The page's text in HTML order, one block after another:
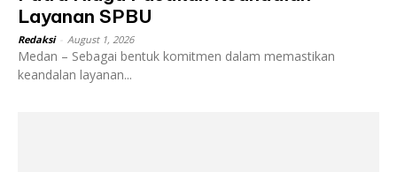
Layanan SPBU
Redaksi August 1, 2026
Medan – Sebagai bentuk komitmen dalam memastikan
keandalan layanan...